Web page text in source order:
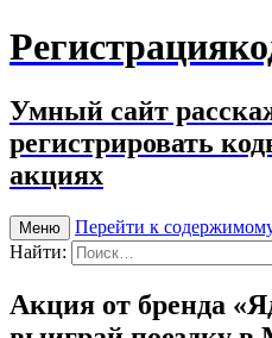
Умный сайт
регистрировать
акциях
Меню
Перейти к
Найти:
Акция от бренда